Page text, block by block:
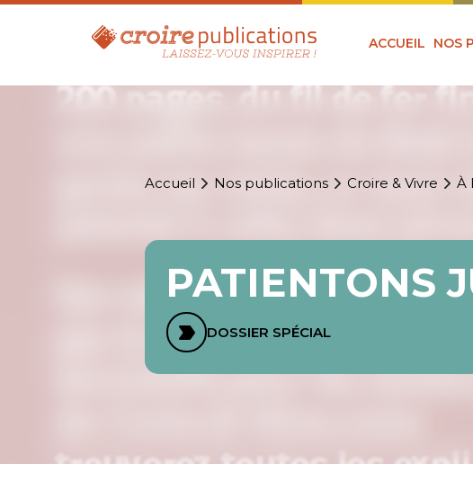
ACCUEIL NOS
Accueil Nos publications Croire & Vivre À
PATIENTONS
DOSSIER SPÉCIAL